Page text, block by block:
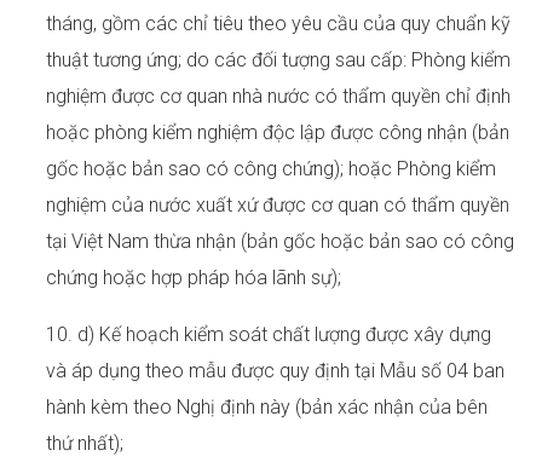
tháng, gồm các chỉ tiêu theo yêu cầu của quy chuẩn kỹ
thuật tương ứng; do các đối tượng sau cấp: Phòng kiểm
nghiệm được cơ quan nhà nước có thẩm quyền chỉ định
hoặc phòng kiểm nghiệm độc lập được công nhận (bản
gốc hoặc bản sao có công chứng); hoặc Phòng kiểm
nghiệm của nước xuất xứ được cơ quan có thẩm quyền
tại Việt Nam thừa nhận (bản gốc hoặc bản sao có công
chứng hoặc hợp pháp hóa lãnh sự);
10. d) Kế hoạch kiểm soát chất lượng được xây dựng
và áp dụng theo mẫu được quy định tại Mẫu số 04 ban
hành kèm theo Nghị định này (bản xác nhận của bên
thứ nhất);